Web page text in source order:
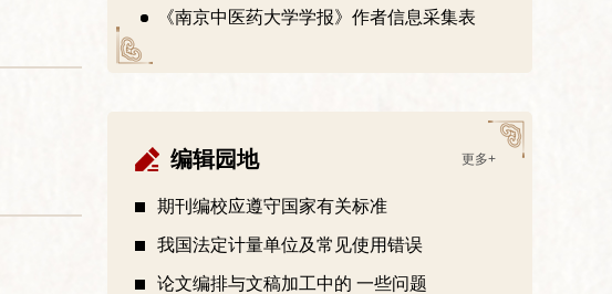
《南京中医药大学学报》作者信息采集表
编辑园地 更多+
期刊编校应遵守国家有关标准
我国法定计量单位及常见使用错误
论文编排与文稿加工中的 一些问题